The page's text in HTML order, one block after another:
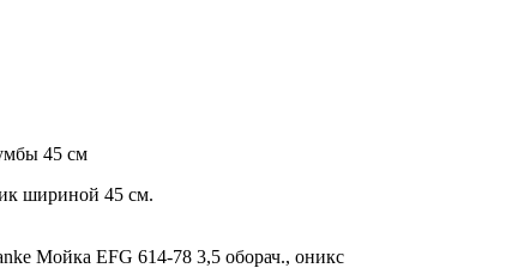
45 см
шириной 45 см.
Мойка EFG 614-78 3,5 оборач., оникс